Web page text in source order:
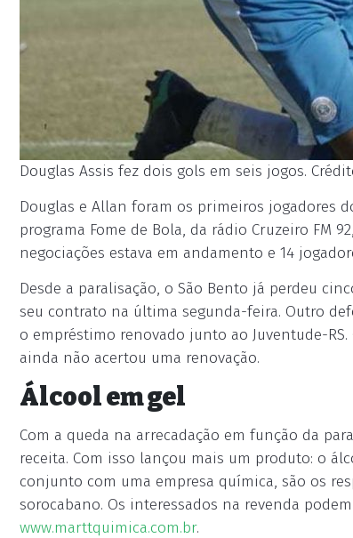
Douglas Assis fez dois gols em seis jogos.
Douglas e Allan foram os primeiros jogadores
programa Fome de Bola, da rádio Cruzeiro FM
negociações estava em andamento e 14
Desde a paralisação, o São Bento já perdeu
seu contrato na última segunda-feira. Outro
o empréstimo renovado junto ao Juventude-
ainda não acertou uma renovação.
Álcool em gel
Com a queda na arrecadação em função da
receita. Com isso lançou mais um produto: o
conjunto com uma empresa química, são os
sorocabano. Os interessados na revenda
www.marttquimica.com.br.